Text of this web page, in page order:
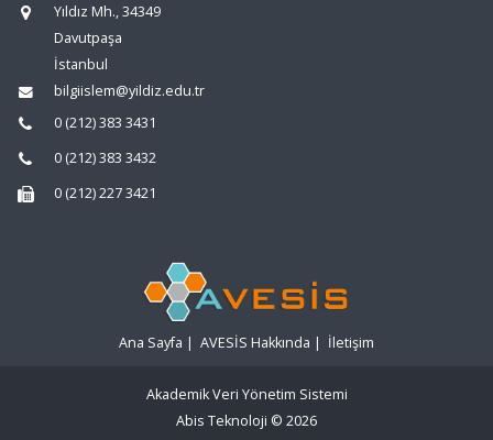
Yıldız Mh., 34349
Davutpaşa
İstanbul
bilgiislem@yildiz.edu.tr
0 (212) 383 3431
0 (212) 383 3432
0 (212) 227 3421
Ana Sayfa | AVESİS Hakkında | İletişim
Akademik Veri Yönetim Sistemi
Abis Teknoloji © 2026